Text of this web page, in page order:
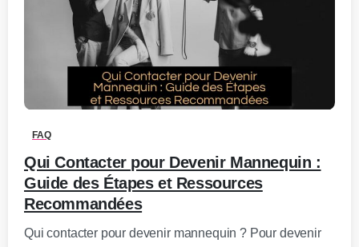
0
FAQ
Qui Contacter pour Devenir Mannequin :
Guide des Étapes et Ressources
Recommandées
Qui contacter pour devenir mannequin ? Pour devenir